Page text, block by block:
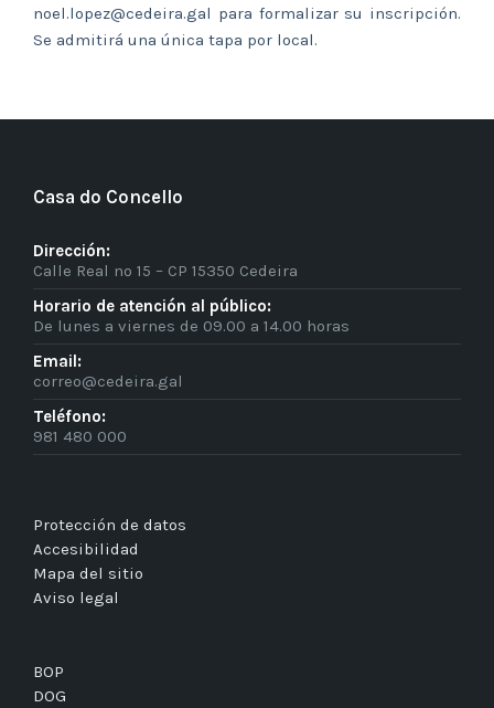
noel.lopez@cedeira.gal para formalizar su inscripción.
Se admitirá una única tapa por local.
Casa do Concello
Dirección:
Calle Real nº 15 – CP 15350 Cedeira
Horario de atención al público:
De lunes a viernes de 09.00 a 14.00 horas
Email:
correo@cedeira.gal
Teléfono:
981 480 000
Protección de datos
Accesibilidad
Mapa del sitio
Aviso legal
BOP
DOG